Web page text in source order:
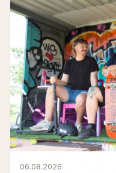
06.08.2026